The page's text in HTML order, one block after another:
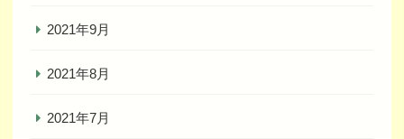
2021年9月
2021年8月
2021年7月